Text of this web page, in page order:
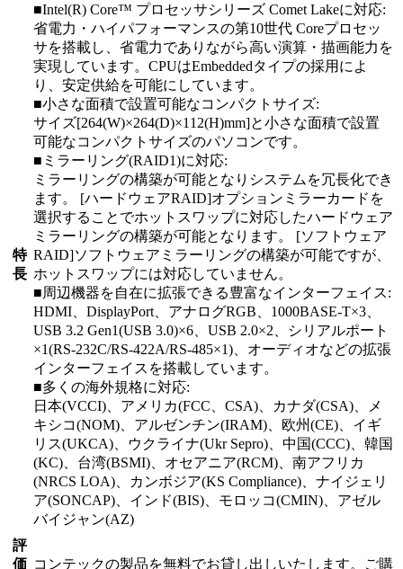
特
長
■Intel(R) Core™ プロセッサシリーズ Comet Lakeに対応:
省電力・ハイパフォーマンスの第10世代 Coreプロセッ
サを搭載し、省電力でありながら高い演算・描画能力を
実現しています。CPUはEmbeddedタイプの採用によ
り、安定供給を可能にしています。
■小さな面積で設置可能なコンパクトサイズ:
サイズ[264(W)×264(D)×112(H)mm]と小さな面積で設置
可能なコンパクトサイズのパソコンです。
■ミラーリング(RAID1)に対応:
ミラーリングの構築が可能となりシステムを冗長化でき
ます。 [ハードウェアRAID]オプションミラーカードを
選択することでホットスワップに対応したハードウェア
ミラーリングの構築が可能となります。 [ソフトウェア
RAID]ソフトウェアミラーリングの構築が可能ですが、
ホットスワップには対応していません。
■周辺機器を自在に拡張できる豊富なインターフェイス:
HDMI、DisplayPort、アナログRGB、1000BASE-T×3、
USB 3.2 Gen1(USB 3.0)×6、USB 2.0×2、シリアルポート
×1(RS-232C/RS-422A/RS-485×1)、オーディオなどの拡張
インターフェイスを搭載しています。
■多くの海外規格に対応:
日本(VCCI)、アメリカ(FCC、CSA)、カナダ(CSA)、メ
キシコ(NOM)、アルゼンチン(IRAM)、欧州(CE)、イギ
リス(UKCA)、ウクライナ(Ukr Sepro)、中国(CCC)、韓国
(KC)、台湾(BSMI)、オセアニア(RCM)、南アフリカ
(NRCS LOA)、カンボジア(KS Compliance)、ナイジェリ
ア(SONCAP)、インド(BIS)、モロッコ(CMIN)、アゼル
バイジャン(AZ)
評
価 コンテックの製品を無料でお貸し出しいたします。ご購